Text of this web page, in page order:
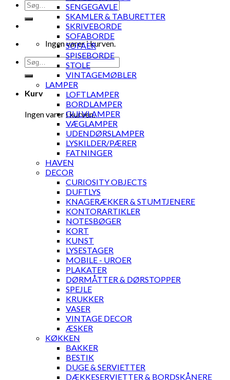
Søg
efter:
Ingen varer i kurven.
Søg
efter:
Kurv
Ingen varer i kurven.
SENGEGAVLE
SKAMLER & TABURETTER
SKRIVEBORDE
SOFABORDE
SOFAER
SPISEBORDE
STOLE
VINTAGEMØBLER
LAMPER
LOFTLAMPER
BORDLAMPER
GULVLAMPER
VÆGLAMPER
UDENDØRSLAMPER
LYSKILDER/PÆRER
FATNINGER
HAVEN
DECOR
CURIOSITY OBJECTS
DUFTLYS
KNAGERÆKKER & STUMTJENERE
KONTORARTIKLER
NOTESBØGER
KORT
KUNST
LYSESTAGER
MOBILE - UROER
PLAKATER
DØRMÅTTER & DØRSTOPPER
SPEJLE
KRUKKER
VASER
VINTAGE DECOR
ÆSKER
KØKKEN
BAKKER
BESTIK
DUGE & SERVIETTER
DÆKKESERVIETTER & BORDSKÅNERE